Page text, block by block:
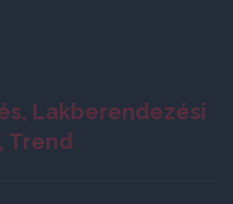
Lakberendezési
Trend